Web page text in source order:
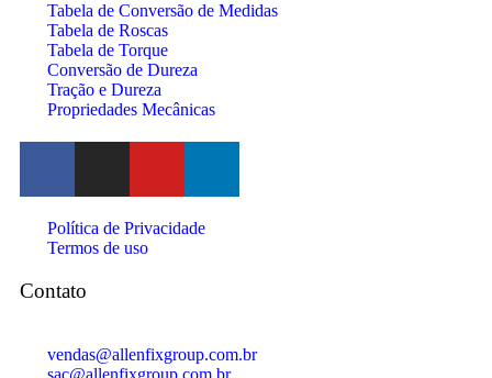
Tabela de Conversão de Medidas
Tabela de Roscas
Tabela de Torque
Conversão de Dureza
Tração e Dureza
Propriedades Mecânicas
Política de Privacidade
Termos de uso
Contato
vendas@allenfixgroup.com.br